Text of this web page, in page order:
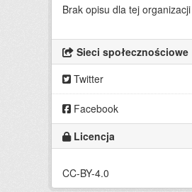
Brak opisu dla tej organizacji
Sieci społecznościowe
Twitter
Facebook
Licencja
CC-BY-4.0